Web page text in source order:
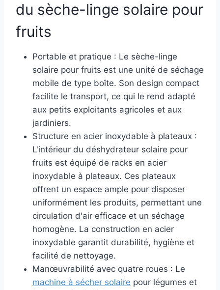
du sèche-linge solaire pour
fruits
Portable et pratique : Le sèche-linge
solaire pour fruits est une unité de séchage
mobile de type boîte. Son design compact
facilite le transport, ce qui le rend adapté
aux petits exploitants agricoles et aux
jardiniers.
Structure en acier inoxydable à plateaux :
L'intérieur du déshydrateur solaire pour
fruits est équipé de racks en acier
inoxydable à plateaux. Ces plateaux
offrent un espace ample pour disposer
uniformément les produits, permettant une
circulation d'air efficace et un séchage
homogène. La construction en acier
inoxydable garantit durabilité, hygiène et
facilité de nettoyage.
Manœuvrabilité avec quatre roues : Le
machine à sécher solaire pour légumes et